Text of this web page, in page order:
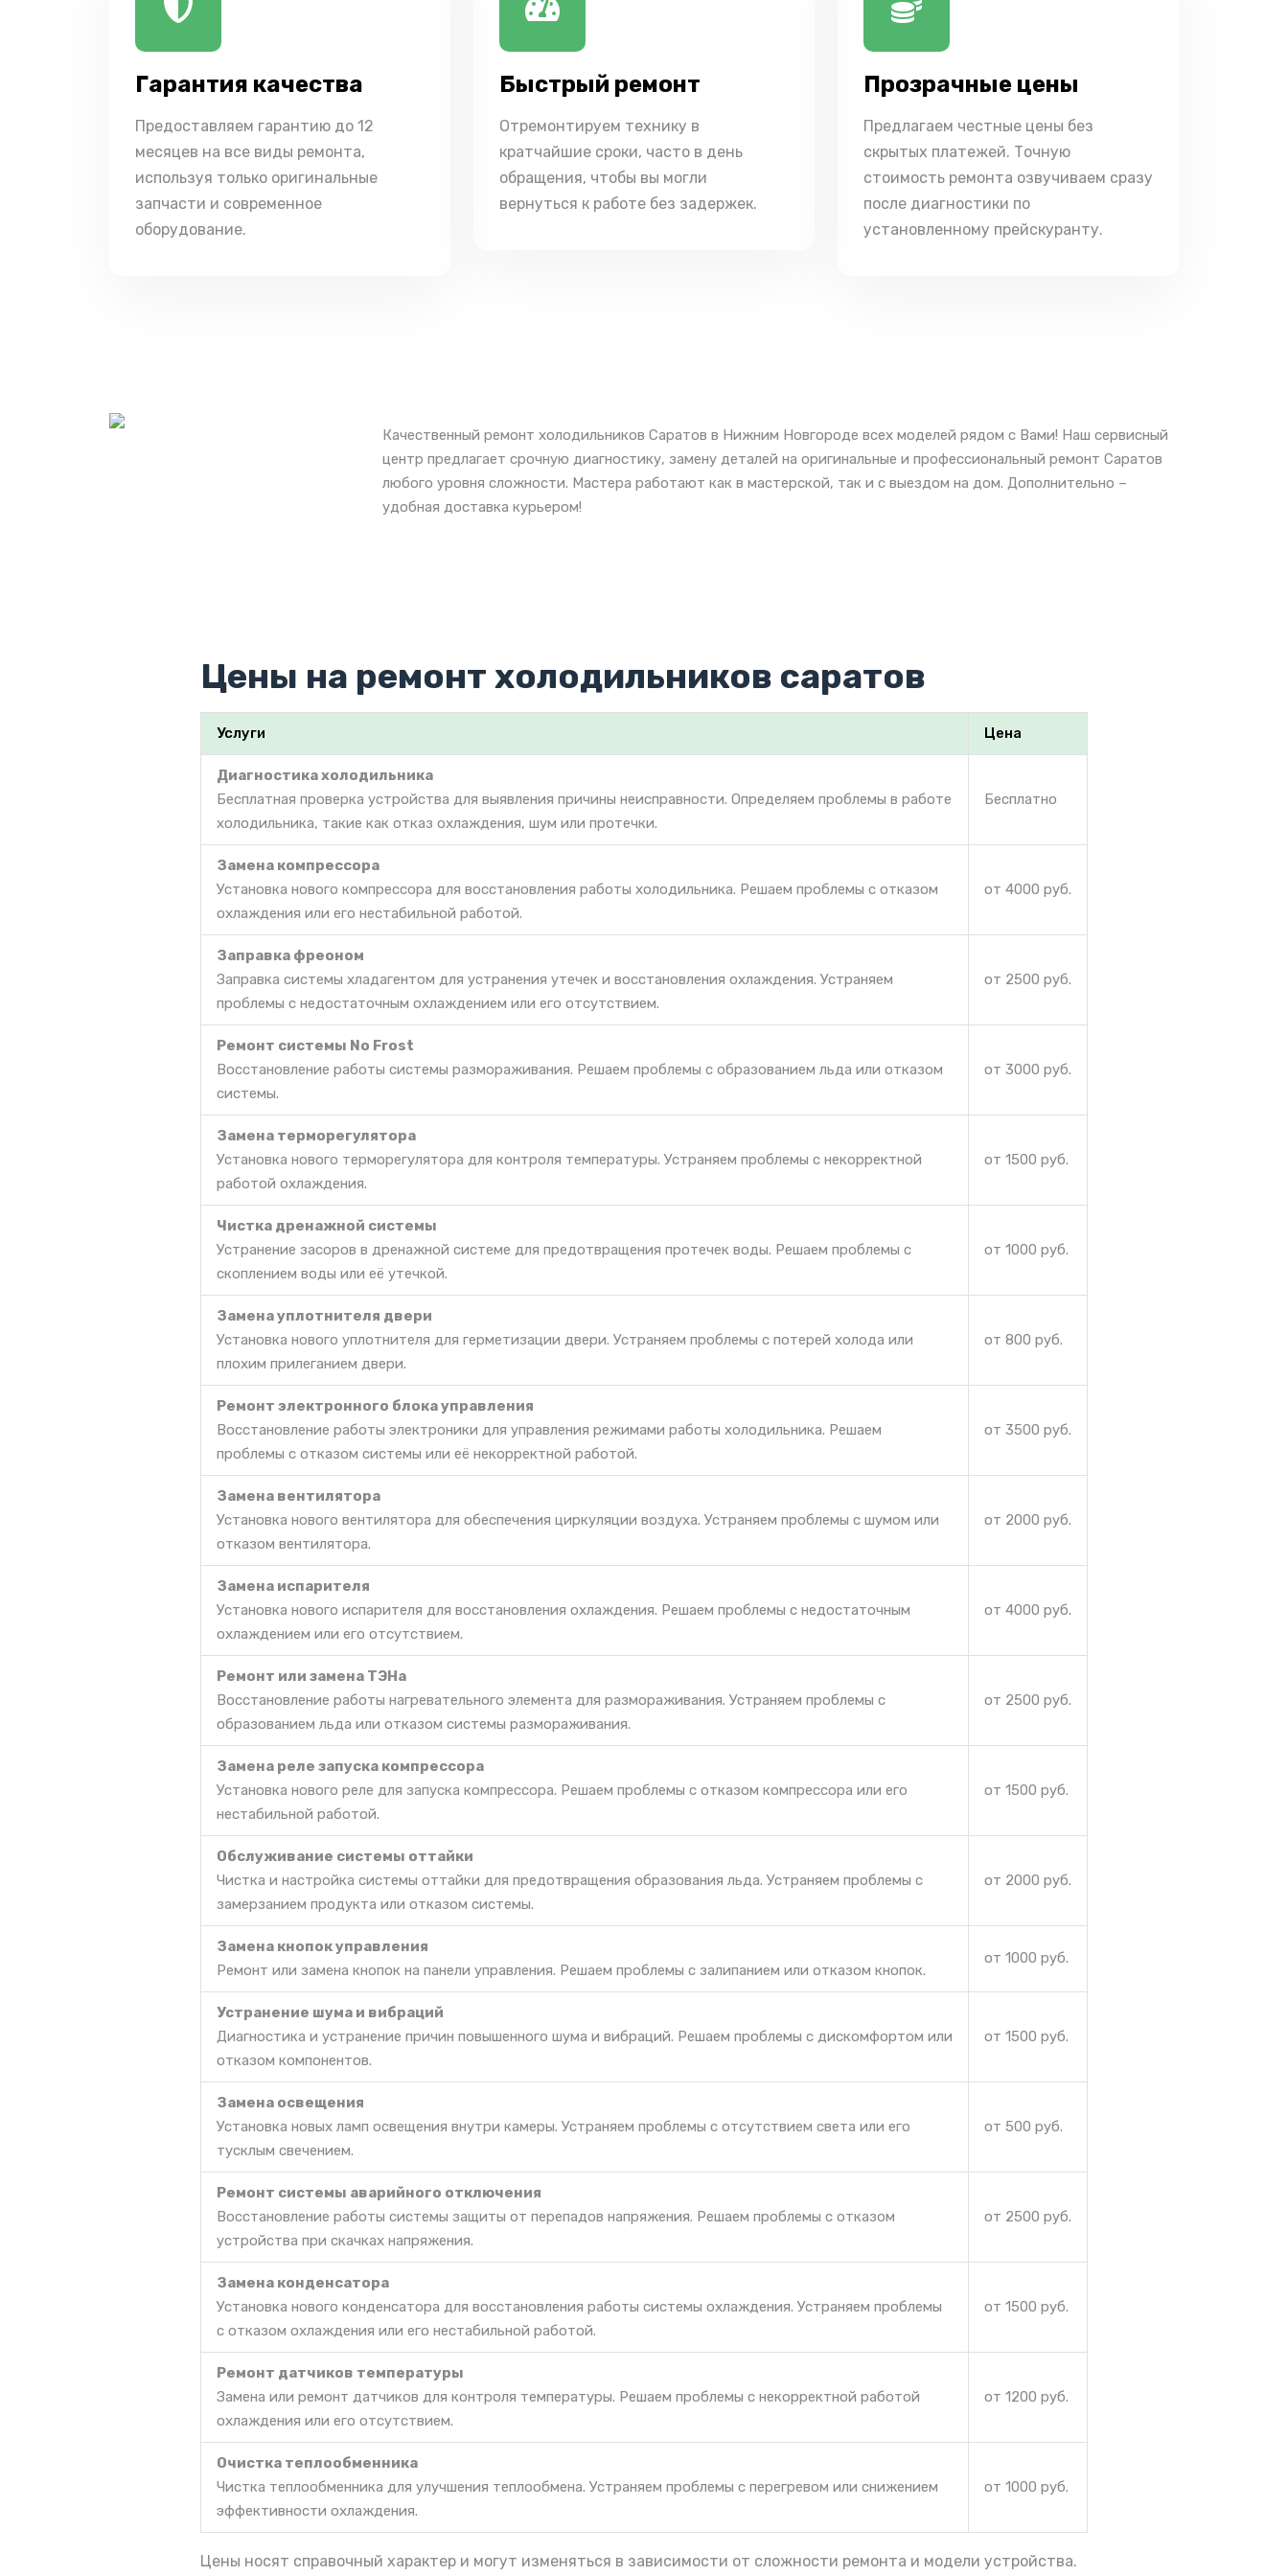
Гарантия качества
Предоставляем гарантию до 12
месяцев на все виды ремонта,
используя только оригинальные
запчасти и современное
оборудование.
Быстрый ремонт
Отремонтируем технику в
кратчайшие сроки, часто в день
обращения, чтобы вы могли
вернуться к работе без задержек.
Прозрачные цены
Предлагаем честные цены без
скрытых платежей. Точную
стоимость ремонта озвучиваем сразу
после диагностики по
установленному прейскуранту.
Качественный ремонт холодильников Саратов в Нижним Новгороде всех моделей рядом с Вами! Наш сервисный
центр предлагает срочную диагностику, замену деталей на оригинальные и профессиональный ремонт Саратов
любого уровня сложности. Мастера работают как в мастерской, так и с выездом на дом. Дополнительно –
удобная доставка курьером!
Цены на ремонт холодильников саратов
Услуги Цена
Диагностика холодильника
Бесплатная проверка устройства для выявления причины неисправности. Определяем проблемы в работе
холодильника, такие как отказ охлаждения, шум или протечки.
Бесплатно
Замена компрессора
Установка нового компрессора для восстановления работы холодильника. Решаем проблемы с отказом
охлаждения или его нестабильной работой.
от 4000 руб.
Заправка фреоном
Заправка системы хладагентом для устранения утечек и восстановления охлаждения. Устраняем
проблемы с недостаточным охлаждением или его отсутствием.
от 2500 руб.
Ремонт системы No Frost
Восстановление работы системы размораживания. Решаем проблемы с образованием льда или отказом
системы.
от 3000 руб.
Замена терморегулятора
Установка нового терморегулятора для контроля температуры. Устраняем проблемы с некорректной
работой охлаждения.
от 1500 руб.
Чистка дренажной системы
Устранение засоров в дренажной системе для предотвращения протечек воды. Решаем проблемы с
скоплением воды или её утечкой.
от 1000 руб.
Замена уплотнителя двери
Установка нового уплотнителя для герметизации двери. Устраняем проблемы с потерей холода или
плохим прилеганием двери.
от 800 руб.
Ремонт электронного блока управления
Восстановление работы электроники для управления режимами работы холодильника. Решаем
проблемы с отказом системы или её некорректной работой.
от 3500 руб.
Замена вентилятора
Установка нового вентилятора для обеспечения циркуляции воздуха. Устраняем проблемы с шумом или
отказом вентилятора.
от 2000 руб.
Замена испарителя
Установка нового испарителя для восстановления охлаждения. Решаем проблемы с недостаточным
охлаждением или его отсутствием.
от 4000 руб.
Ремонт или замена ТЭНа
Восстановление работы нагревательного элемента для размораживания. Устраняем проблемы с
образованием льда или отказом системы размораживания.
от 2500 руб.
Замена реле запуска компрессора
Установка нового реле для запуска компрессора. Решаем проблемы с отказом компрессора или его
нестабильной работой.
от 1500 руб.
Обслуживание системы оттайки
Чистка и настройка системы оттайки для предотвращения образования льда. Устраняем проблемы с
замерзанием продукта или отказом системы.
от 2000 руб.
Замена кнопок управления
Ремонт или замена кнопок на панели управления. Решаем проблемы с залипанием или отказом кнопок.
от 1000 руб.
Устранение шума и вибраций
Диагностика и устранение причин повышенного шума и вибраций. Решаем проблемы с дискомфортом или
отказом компонентов.
от 1500 руб.
Замена освещения
Установка новых ламп освещения внутри камеры. Устраняем проблемы с отсутствием света или его
тусклым свечением.
от 500 руб.
Ремонт системы аварийного отключения
Восстановление работы системы защиты от перепадов напряжения. Решаем проблемы с отказом
устройства при скачках напряжения.
от 2500 руб.
Замена конденсатора
Установка нового конденсатора для восстановления работы системы охлаждения. Устраняем проблемы
с отказом охлаждения или его нестабильной работой.
от 1500 руб.
Ремонт датчиков температуры
Замена или ремонт датчиков для контроля температуры. Решаем проблемы с некорректной работой
охлаждения или его отсутствием.
от 1200 руб.
Очистка теплообменника
Чистка теплообменника для улучшения теплообмена. Устраняем проблемы с перегревом или снижением
эффективности охлаждения.
от 1000 руб.
Цены носят справочный характер и могут изменяться в зависимости от сложности ремонта и модели устройства.